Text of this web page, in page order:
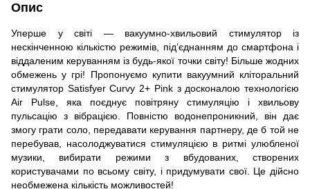
Опис
Уперше у світі — вакуумно-хвильовий стимулятор із
нескінченною кількістю режимів, під’єднанням до смартфона і
віддаленим керуванням із будь-якої точки світу! Більше жодних
обмежень у грі! Пропонуємо купити вакуумний кліторальний
стимулятор Satisfyer Curvy 2+ Pink з досконалою технологією
Air Pulse, яка поєднує повітряну стимуляцію і хвильову
пульсацію з вібрацією. Повністю водонепроникний, він дає
змогу грати соло, передавати керування партнеру, де б той не
перебував, насолоджуватися стимуляцією в ритмі улюбленої
музики, вибирати режими з вбудованих, створених
користувачами по всьому світу, і придумувати свої. Це дійсно
необмежена кількість можливостей!